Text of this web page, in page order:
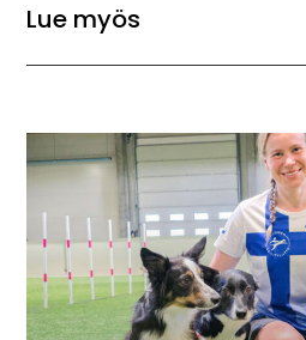
Lue myös